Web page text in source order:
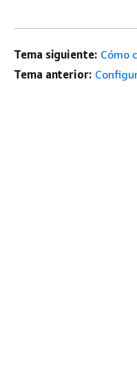
Tema siguiente: Cómo
Tema anterior: